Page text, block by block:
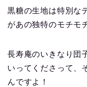
黒糖の生地は特別な
があの独特のモチモ
長寿庵のいきなり団
いってくださって、
んですよ！